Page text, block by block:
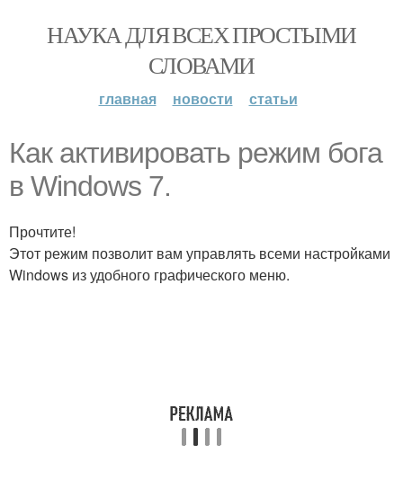
НАУКА ДЛЯ ВСЕХ ПРОСТЫМИ
СЛОВАМИ
главная новости статьи
Как активировать режим бога
в Windows 7.
Прочтите!
Этот режим позволит вам управлять всеми настройками
Windows из удобного графического меню.